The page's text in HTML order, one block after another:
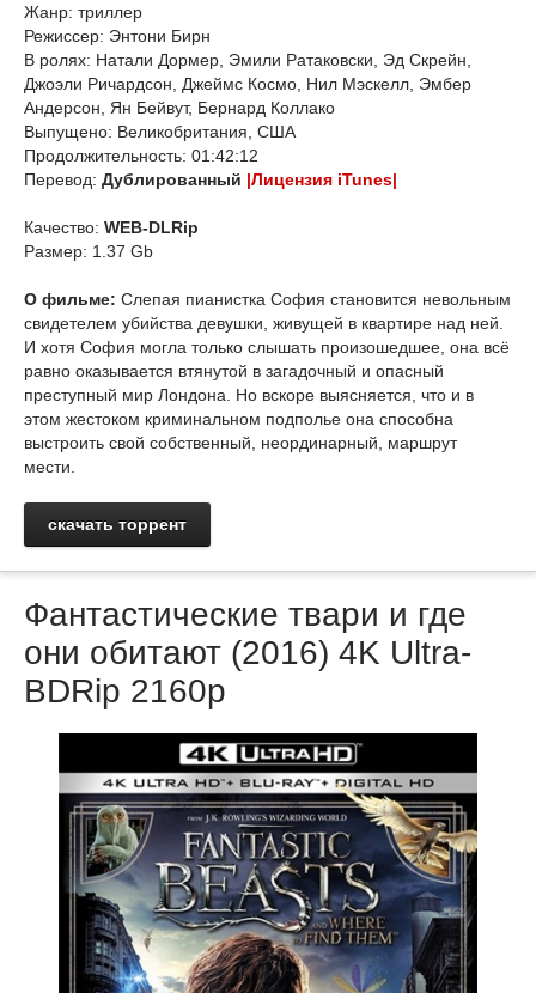
Жанр: триллер
Режиссер: Энтони Бирн
В ролях: Натали Дормер, Эмили Ратаковски, Эд Скрейн,
Джоэли Ричардсон, Джеймс Космо, Нил Мэскелл, Эмбер
Андерсон, Ян Бейвут, Бернард Коллако
Выпущено: Великобритания, США
Продолжительность: 01:42:12
Перевод: Дублированный |Лицензия iTunes|
Качество: WEB-DLRip
Размер: 1.37 Gb
О фильме: Слепая пианистка София становится невольным
свидетелем убийства девушки, живущей в квартире над ней.
И хотя София могла только слышать произошедшее, она всё
равно оказывается втянутой в загадочный и опасный
преступный мир Лондона. Но вскоре выясняется, что и в
этом жестоком криминальном подполье она способна
выстроить свой собственный, неординарный, маршрут
мести.
скачать торрент
Фантастические твари и где
они обитают (2016) 4K Ultrа-
BDRіp 2160p